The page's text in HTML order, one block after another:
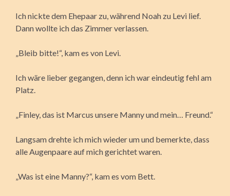
Ich nickte dem Ehepaar zu, während Noah zu Levi lief.
Dann wollte ich das Zimmer verlassen.
„Bleib bitte!“, kam es von Levi.
Ich wäre lieber gegangen, denn ich war eindeutig fehl am
Platz.
„Finley, das ist Marcus unsere Manny und mein… Freund.“
Langsam drehte ich mich wieder um und bemerkte, dass
alle Augenpaare auf mich gerichtet waren.
„Was ist eine Manny?“, kam es vom Bett.